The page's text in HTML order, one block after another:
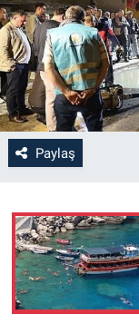
Paylaş